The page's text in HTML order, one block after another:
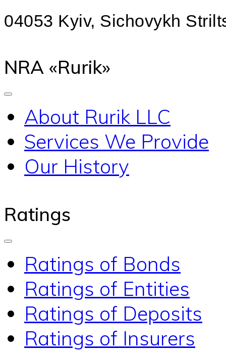
04053 Kyiv, Sichovykh
NRA «Rurik»
About Rurik LLC
Services We Provide
Our History
Ratings
Ratings of Bonds
Ratings of Entities
Ratings of Deposits
Ratings of Insurers